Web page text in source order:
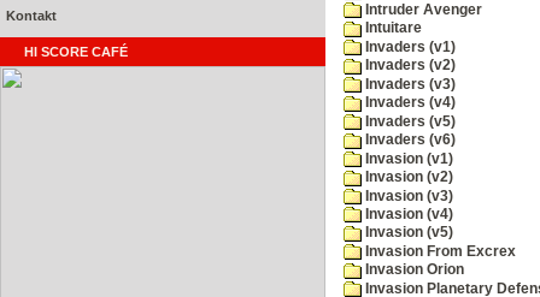
Kontakt
HI SCORE CAFÉ
Intruder Avenger
Intuitare
Invaders (v1)
Invaders (v2)
Invaders (v3)
Invaders (v4)
Invaders (v5)
Invaders (v6)
Invasion (v1)
Invasion (v2)
Invasion (v3)
Invasion (v4)
Invasion (v5)
Invasion From Excrex
Invasion Orion
Invasion Planetary